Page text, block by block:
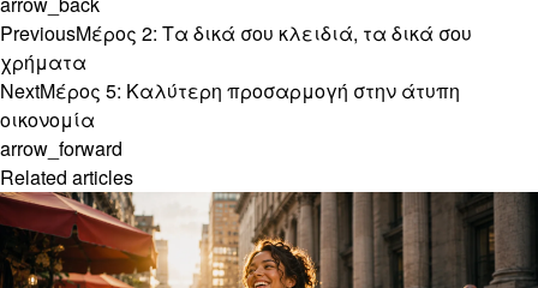
PreviousΜέρος 2: Τα δικά σου κλειδιά, τα δικά σου
χρήματα
NextΜέρος 5: Καλύτερη προσαρμογή στην άτυπη
οικονομία
arrow_forward
Related articles